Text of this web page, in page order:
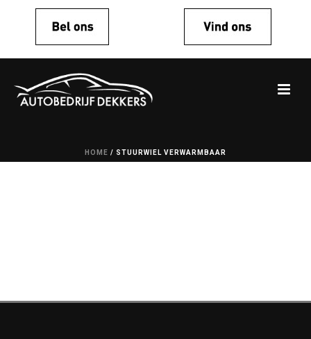
HOME / STUURWIEL VERWARMBAAR